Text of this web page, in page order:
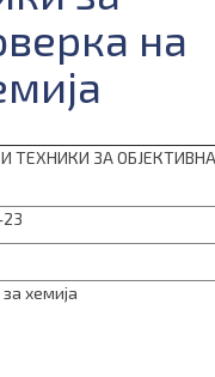
на
ТЕХНИКИ ЗА
хемија